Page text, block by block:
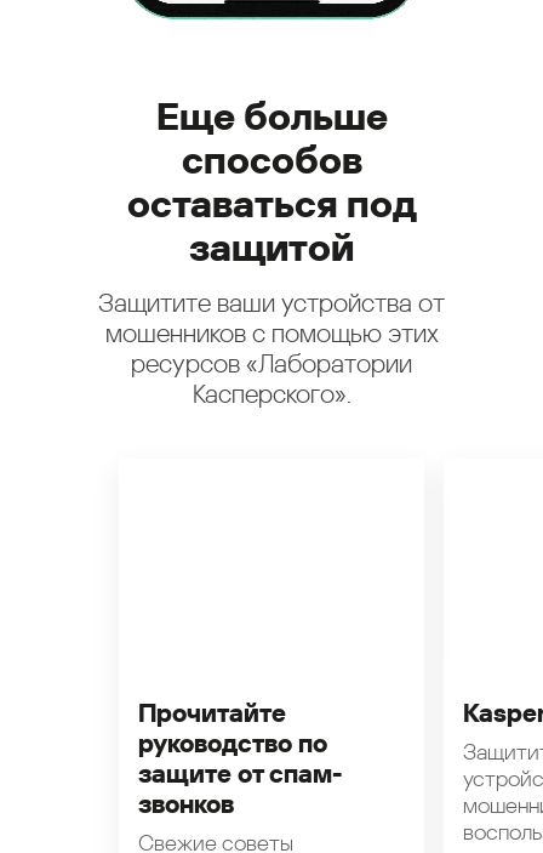
Еще больше
способов
оставаться под
защитой
Защитите ваши устройства от
мошенников с помощью этих
ресурсов «Лаборатории
Касперского».
Прочитайте
руководство по
защите от спам-
звонков
Свежие советы